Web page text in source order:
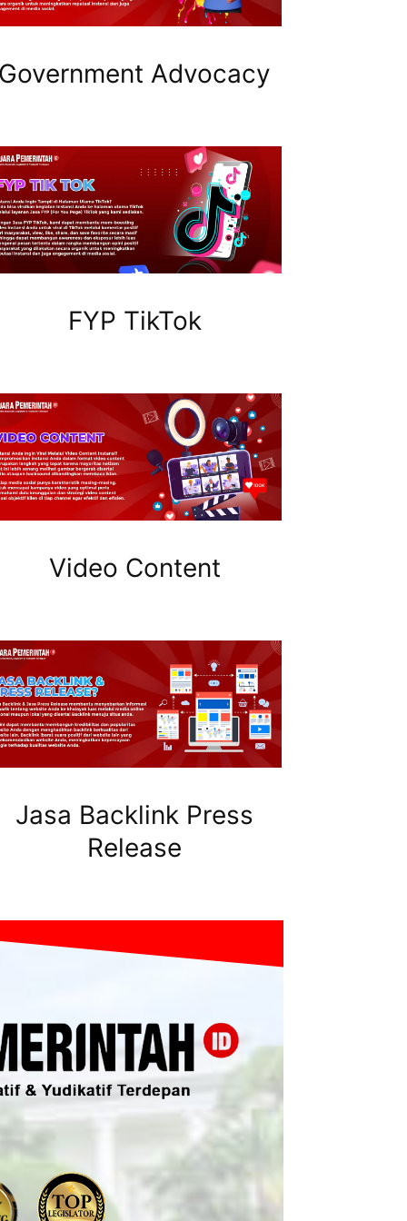
Advocacy
FYP TikTok
Video Content
Jasa Backlink Press
Release